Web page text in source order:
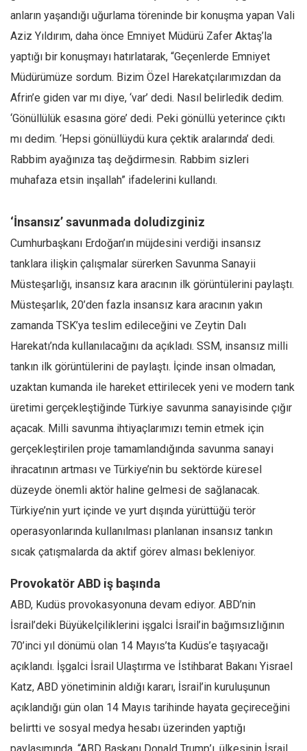
Asya
Afrika
İslam Dünyası
Amerika
Avustralya
Tarih
anların yaşandığı uğurlama töreninde bir konuşma yapan Vali
Aziz Yıldırım, daha önce Emniyet Müdürü Zafer Aktaş’la
yaptığı bir konuşmayı hatırlatarak, “Geçenlerde Emniyet
Müdürümüze sordum. Bizim Özel Harekatçılarımızdan da
Afrin’e giden var mı diye, ‘var’ dedi. Nasıl belirledik dedim.
‘Gönüllülük esasına göre’ dedi. Peki gönüllü yeterince çıktı
mı dedim. ‘Hepsi gönüllüydü kura çektik aralarında’ dedi.
Rabbim ayağınıza taş değdirmesin. Rabbim sizleri
muhafaza etsin inşallah” ifadelerini kullandı.
‘İnsansız’ savunmada doludizginiz
Cumhurbaşkanı Erdoğan’ın müjdesini verdiği insansız
tanklara ilişkin çalışmalar sürerken Savunma Sanayii
Müsteşarlığı, insansız kara aracının ilk görüntülerini paylaştı.
Müsteşarlık, 20’den fazla insansız kara aracının yakın
zamanda TSK’ya teslim edileceğini ve Zeytin Dalı
Harekatı’nda kullanılacağını da açıkladı. SSM, insansız milli
tankın ilk görüntülerini de paylaştı. İçinde insan olmadan,
uzaktan kumanda ile hareket ettirilecek yeni ve modern tank
üretimi gerçekleştiğinde Türkiye savunma sanayisinde çığır
açacak. Milli savunma ihtiyaçlarımızı temin etmek için
gerçekleştirilen proje tamamlandığında savunma sanayi
ihracatının artması ve Türkiye’nin bu sektörde küresel
düzeyde önemli aktör haline gelmesi de sağlanacak.
Türkiye’nin yurt içinde ve yurt dışında yürüttüğü terör
operasyonlarında kullanılması planlanan insansız tankın
sıcak çatışmalarda da aktif görev alması bekleniyor.
Provokatör ABD iş başında
ABD, Kudüs provokasyonuna devam ediyor. ABD’nin
İsrail’deki Büyükelçiliklerini işgalci İsrail’in bağımsızlığının
70’inci yıl dönümü olan 14 Mayıs’ta Kudüs’e taşıyacağı
açıklandı. İşgalci İsrail Ulaştırma ve İstihbarat Bakanı Yisrael
Katz, ABD yönetiminin aldığı kararı, İsrail’in kuruluşunun
açıklandığı gün olan 14 Mayıs tarihinde hayata geçireceğini
belirtti ve sosyal medya hesabı üzerinden yaptığı